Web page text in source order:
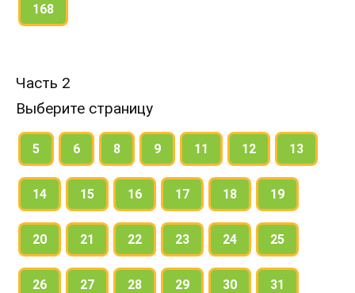
168
Часть 2
Выберите страницу
5 6 8 9 11 12 13
14 15 16 17 18 19
20 21 22 23 24 25
26 27 28 29 30 31